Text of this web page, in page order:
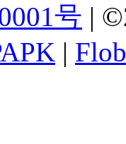
号 |
|